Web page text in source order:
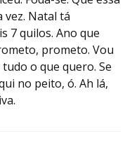
vez. Natal tá
7 quilos. Ano que
prometo. Vou
o que quero. Se
no peito, ó. Ah lá,